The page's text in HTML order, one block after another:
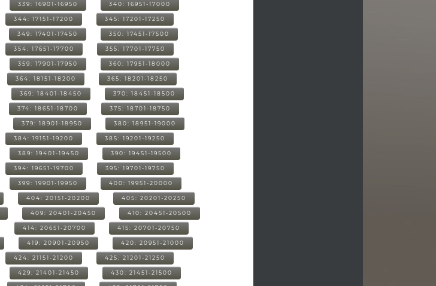
339: 16901-16950 340: 16951-17000
344: 17151-17200 345: 17201-17250
349: 17401-17450 350: 17451-17500
354: 17651-17700 355: 17701-17750
359: 17901-17950 360: 17951-18000
364: 18151-18200 365: 18201-18250
369: 18401-18450 370: 18451-18500
374: 18651-18700 375: 18701-18750
379: 18901-18950 380: 18951-19000
384: 19151-19200 385: 19201-19250
389: 19401-19450 390: 19451-19500
394: 19651-19700 395: 19701-19750
399: 19901-19950 400: 19951-20000
404: 20151-20200 405: 20201-20250
409: 20401-20450 410: 20451-20500
414: 20651-20700 415: 20701-20750
419: 20901-20950 420: 20951-21000
424: 21151-21200 425: 21201-21250
429: 21401-21450 430: 21451-21500